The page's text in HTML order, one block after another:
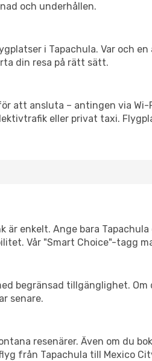
och underhållen.
i Tapachula. Var och
din resa på rätt sätt.
att ansluta – antingen via
eller privat taxi.
enkelt. Ange bara
Vår "Smart Choice"-tagg
begränsad tillgänglighet.
senare.
resenärer. Även om du
från Tapachula till Mexico